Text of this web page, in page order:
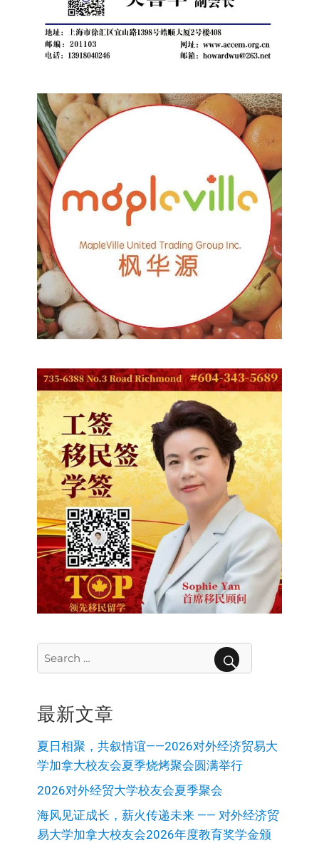
Search
for:
最新文章
夏日相聚，共叙情谊——2026对外经济贸易大
学加拿大校友会夏季烧烤聚会圆满举行
2026对外经贸大学校友会夏季聚会
海风见证成长，薪火传递未来 —— 对外经济贸
易大学加拿大校友会2026年度教育奖学金颁